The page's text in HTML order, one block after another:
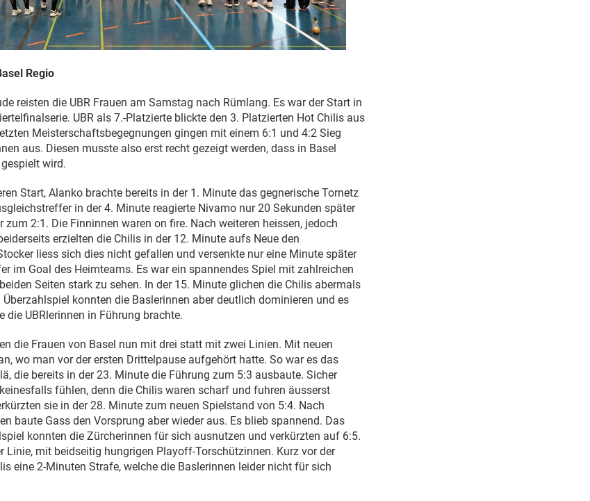
Regio
reisten die UBR Frauen am Samstag nach Rümlang. Es war der Start in
UBR als 7.-Platzierte blickte den 3. Platzierten Hot Chilis aus
Meisterschaftsbegegnungen gingen mit einem 6:1 und 4:2 Sieg
aus. Diesen musste also erst recht gezeigt werden, dass in Basel
wird.
Start, Alanko brachte bereits in der 1. Minute das gegnerische Tornetz
in der 4. Minute reagierte Nivamo nur 20 Sekunden später
2:1. Die Finninnen waren on fire. Nach weiteren heissen, jedoch
erzielten die Chilis in der 12. Minute aufs Neue den
liess sich dies nicht gefallen und versenkte nur eine Minute später
im Goal des Heimteams. Es war ein spannendes Spiel mit zahlreichen
Seiten stark zu sehen. In der 15. Minute glichen die Chilis abermals
konnten die Baslerinnen aber deutlich dominieren und es
die UBRlerinnen in Führung brachte.
die Frauen von Basel nun mit drei statt mit zwei Linien. Mit neuen
wo man vor der ersten Drittelpause aufgehört hatte. So war es das
die bereits in der 23. Minute die Führung zum 5:3 ausbaute. Sicher
fühlen, denn die Chilis waren scharf und fuhren äusserst
sie in der 28. Minute zum neuen Spielstand von 5:4. Nach
baute Gass den Vorsprung aber wieder aus. Es blieb spannend. Das
konnten die Zürcherinnen für sich ausnutzen und verkürzten auf 6:5.
Linie, mit beidseitig hungrigen Playoff-Torschützinnen. Kurz vor der
eine 2-Minuten Strafe, welche die Baslerinnen leider nicht für sich